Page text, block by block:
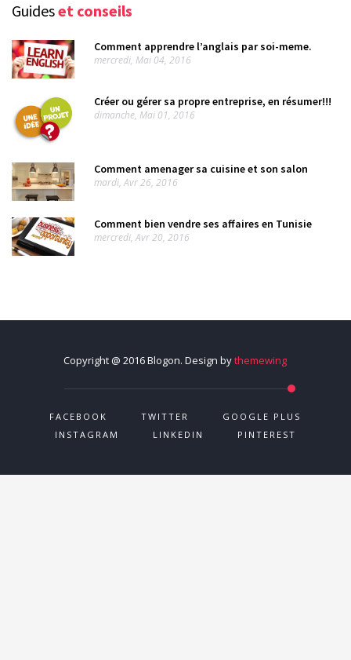
Guideset conseils
Comment apprendre l’anglais par soi-meme.
mercredi, Mai 04, 2016
Créer ou gérer sa propre entreprise, en résumer!!!
dimanche, Mai 01, 2016
Comment amenager sa cuisine et son salon
mardi, Avr 26, 2016
Comment bien vendre ses affaires en Tunisie
mercredi, Avr 20, 2016
Copyright @ 2016 Blogon. Design bythemewing
FACEBOOK TWITTER
GOOGLE PLUS
INSTAGRAM
LINKEDIN PINTEREST